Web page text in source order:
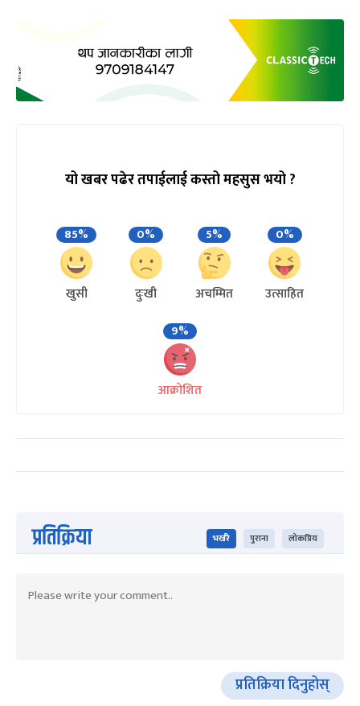
यो खबर पढेर तपाईलाई कस्तो महसुस भयो ?
85%
खुसी
0%
दुःखी
5%
अचम्मित
0%
उत्साहित
9%
आक्रोशित
प्रतिक्रिया भर्खरै पुराना लोकप्रिय
प्रतिक्रिया दिनुहोस्